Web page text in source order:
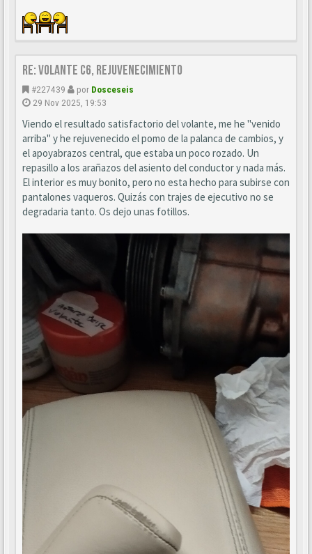
Re: Volante C6, Rejuvenecimiento
#227439 por Dosceseis
29 Nov 2025, 19:53
Viendo el resultado satisfactorio del volante, me he "venido
arriba" y he rejuvenecido el pomo de la palanca de cambios, y
el apoyabrazos central, que estaba un poco rozado. Un
repasillo a los arañazos del asiento del conductor y nada más.
El interior es muy bonito, pero no esta hecho para subirse con
pantalones vaqueros. Quizás con trajes de ejecutivo no se
degradaria tanto. Os dejo unas fotillos.